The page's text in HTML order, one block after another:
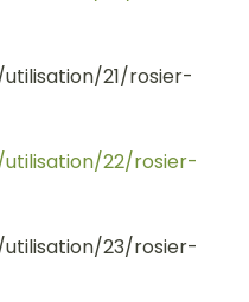
21/rosier-
22/rosier-
23/rosier-